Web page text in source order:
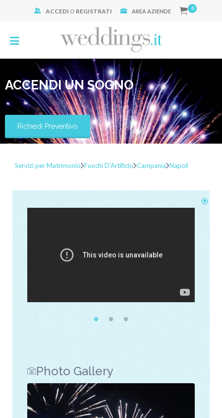
ACCEDI O REGISTRATI AREA AZIENDE 0
ACCENDI UN SOGNO
Richiedi Preventivo
Servizi per Matrimonio Fuochi D'Artificio Campania Napoli
Photo Gallery